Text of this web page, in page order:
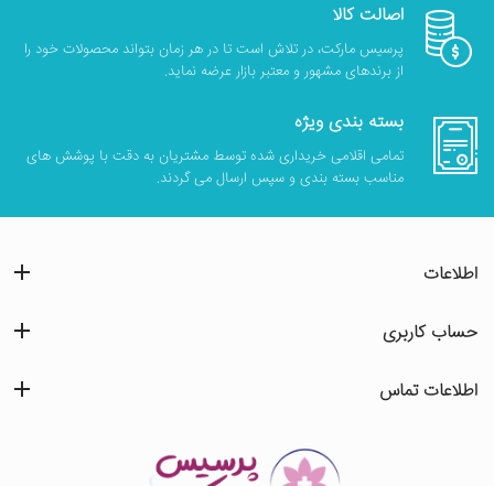
اصالت کالا
پرسیس مارکت، در تلاش است تا در هر زمان بتواند محصولات خود را
از برندهای مشهور و معتبر بازار عرضه نماید.
بسته بندی ویژه
تمامی اقلامی خریداری شده توسط مشتریان به دقت با پوشش های
مناسب بسته بندی و سپس ارسال می گردند.
اطلاعات
حساب کاربری
اطلاعات تماس